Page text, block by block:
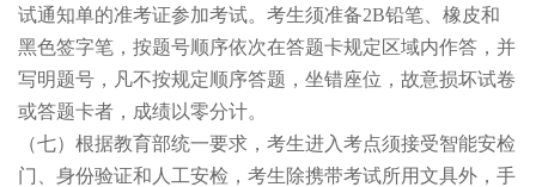
试通知单的准考证参加考试。考生须准备2B铅笔、橡皮和
黑色签字笔，按题号顺序依次在答题卡规定区域内作答，并
写明题号，凡不按规定顺序答题，坐错座位，故意损坏试卷
或答题卡者，成绩以零分计。
（七） 根据教育部统一要求，考生进入考点须接受智能安检
门、身份验证和人工安检，考生除携带考试所用文具外，手